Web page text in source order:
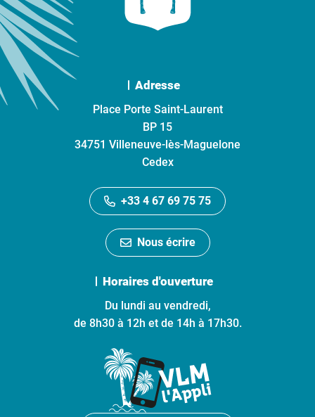
Adresse
Place Porte Saint-Laurent
BP 15
34751 Villeneuve-lès-Maguelone
Cedex
+33 4 67 69 75 75
Nous écrire
Horaires d'ouverture
Du lundi au vendredi,
de 8h30 à 12h et de 14h à 17h30.